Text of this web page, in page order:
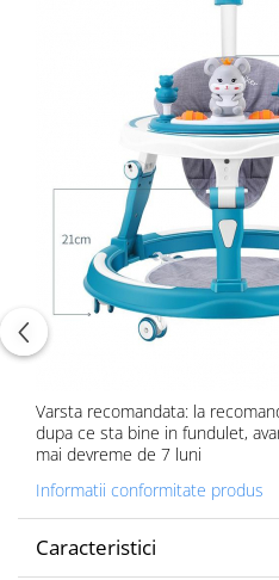
Varsta recomandata: la
dupa ce sta bine in fundulet,
mai devreme de 7 luni
Informatii conformitate produs
Caracteristici